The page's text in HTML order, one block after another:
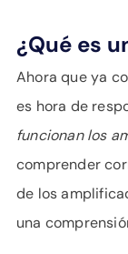
¿Qué es
Ahora que ya
es hora de
funcionan los
comprender
de los
una